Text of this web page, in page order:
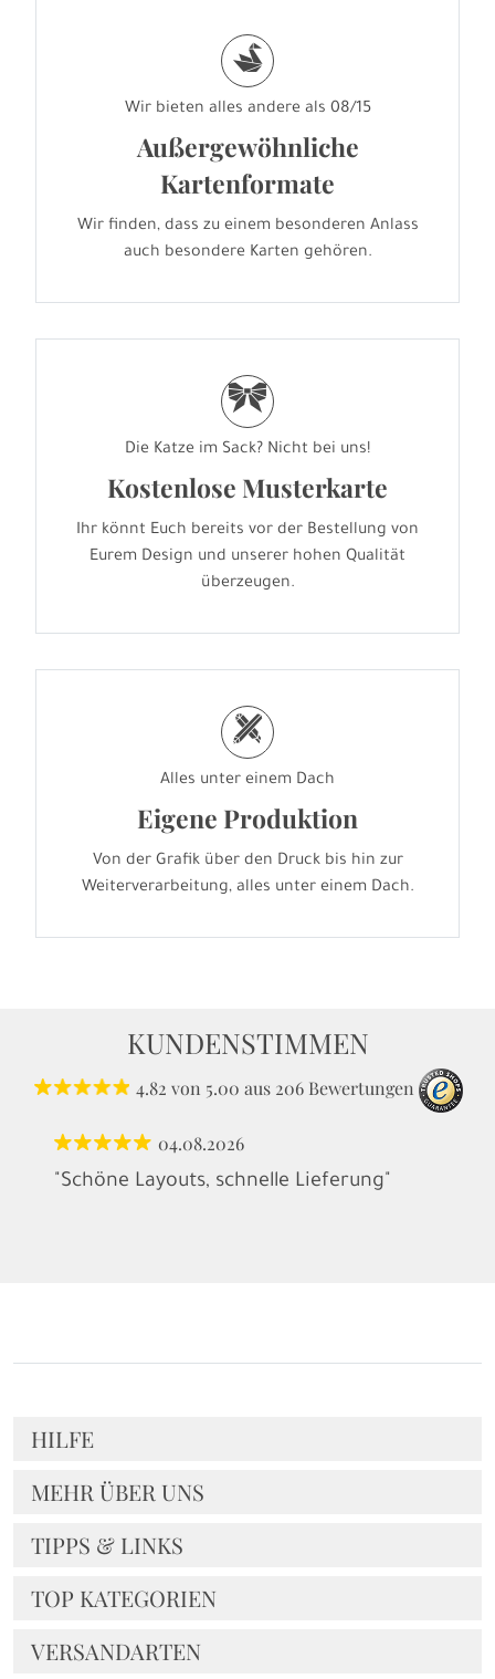
s
Wir bieten alles andere als 08/15
Außergewöhnliche
Kartenformate
Wir finden, dass zu einem besonderen Anlass
auch besondere Karten gehören.
r
Die Katze im Sack? Nicht bei uns!
Kostenlose Musterkarte
Ihr könnt Euch bereits vor der Bestellung von
Eurem Design und unserer hohen Qualität
überzeugen.
h
Alles unter einem Dach
Eigene Produktion
Von der Grafik über den Druck bis hin zur
Weiterverarbeitung, alles unter einem Dach.
KUNDENSTIMMEN
4.82 von 5.00 aus 206 Bewertungen
04.08.2026
"Schöne Layouts, schnelle Lieferung"
HILFE
MEHR ÜBER UNS
TIPPS & LINKS
TOP KATEGORIEN
VERSANDARTEN